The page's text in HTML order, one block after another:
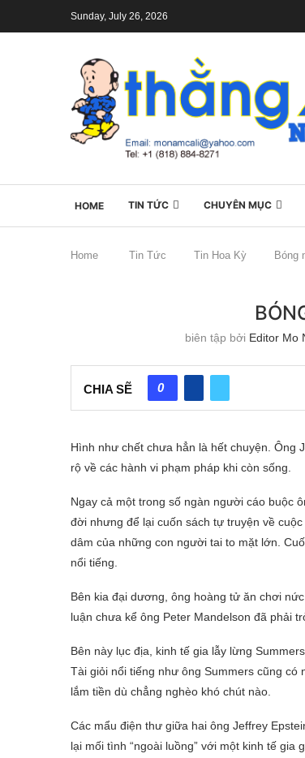
Sunday, July 26, 2026
HOME TIN TỨC CHUYÊN MỤC
Home Tin Tức Tin Hoa Kỳ Bóng
biên tập bởi Editor Mo
CHIA SẼ 0
Hình như chết chưa hẳn là hết chuyện. Ông
rộ về các hành vi phạm pháp khi còn sống.
Ngay cả một trong số ngàn người cáo buộc
đời nhưng để lại cuốn sách tự truyện về
dâm của những con người tai to mặt lớn.
nổi tiếng.
Bên kia đại dương, ông hoàng tử ăn chơi
luận chưa kể ông Peter Mandelson đã phải
Bên này lục địa, kinh tế gia lẫy lừng
Tài giỏi nổi tiếng như ông Summers cũng
lắm tiền dù chẳng nghèo khó chút nào.
Các mẩu điện thư giữa hai ông Jeffrey
lại mối tình “ngoài luồng” với một kinh tế gia